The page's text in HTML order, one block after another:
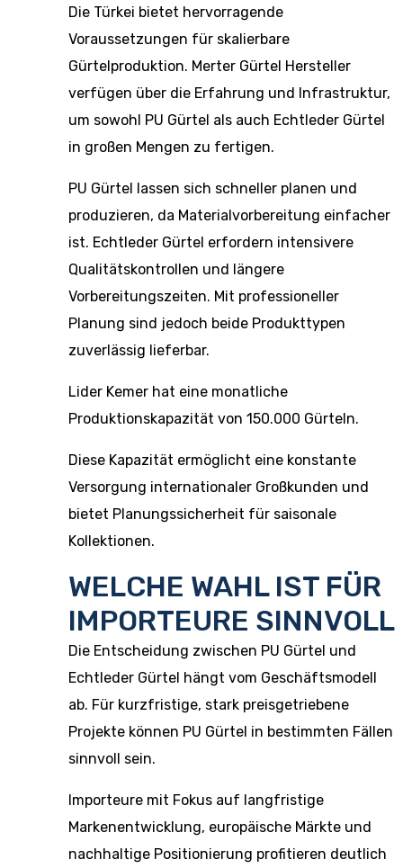
Die Türkei bietet hervorragende
Voraussetzungen für skalierbare
Gürtelproduktion. Merter Gürtel Hersteller
verfügen über die Erfahrung und Infrastruktur,
um sowohl PU Gürtel als auch Echtleder Gürtel
in großen Mengen zu fertigen.
PU Gürtel lassen sich schneller planen und
produzieren, da Materialvorbereitung einfacher
ist. Echtleder Gürtel erfordern intensivere
Qualitätskontrollen und längere
Vorbereitungszeiten. Mit professioneller
Planung sind jedoch beide Produkttypen
zuverlässig lieferbar.
Lider Kemer hat eine monatliche
Produktionskapazität von 150.000 Gürteln.
Diese Kapazität ermöglicht eine konstante
Versorgung internationaler Großkunden und
bietet Planungssicherheit für saisonale
Kollektionen.
WELCHE WAHL IST FÜR
IMPORTEURE SINNVOLL
Die Entscheidung zwischen PU Gürtel und
Echtleder Gürtel hängt vom Geschäftsmodell
ab. Für kurzfristige, stark preisgetriebene
Projekte können PU Gürtel in bestimmten Fällen
sinnvoll sein.
Importeure mit Fokus auf langfristige
Markenentwicklung, europäische Märkte und
nachhaltige Positionierung profitieren deutlich